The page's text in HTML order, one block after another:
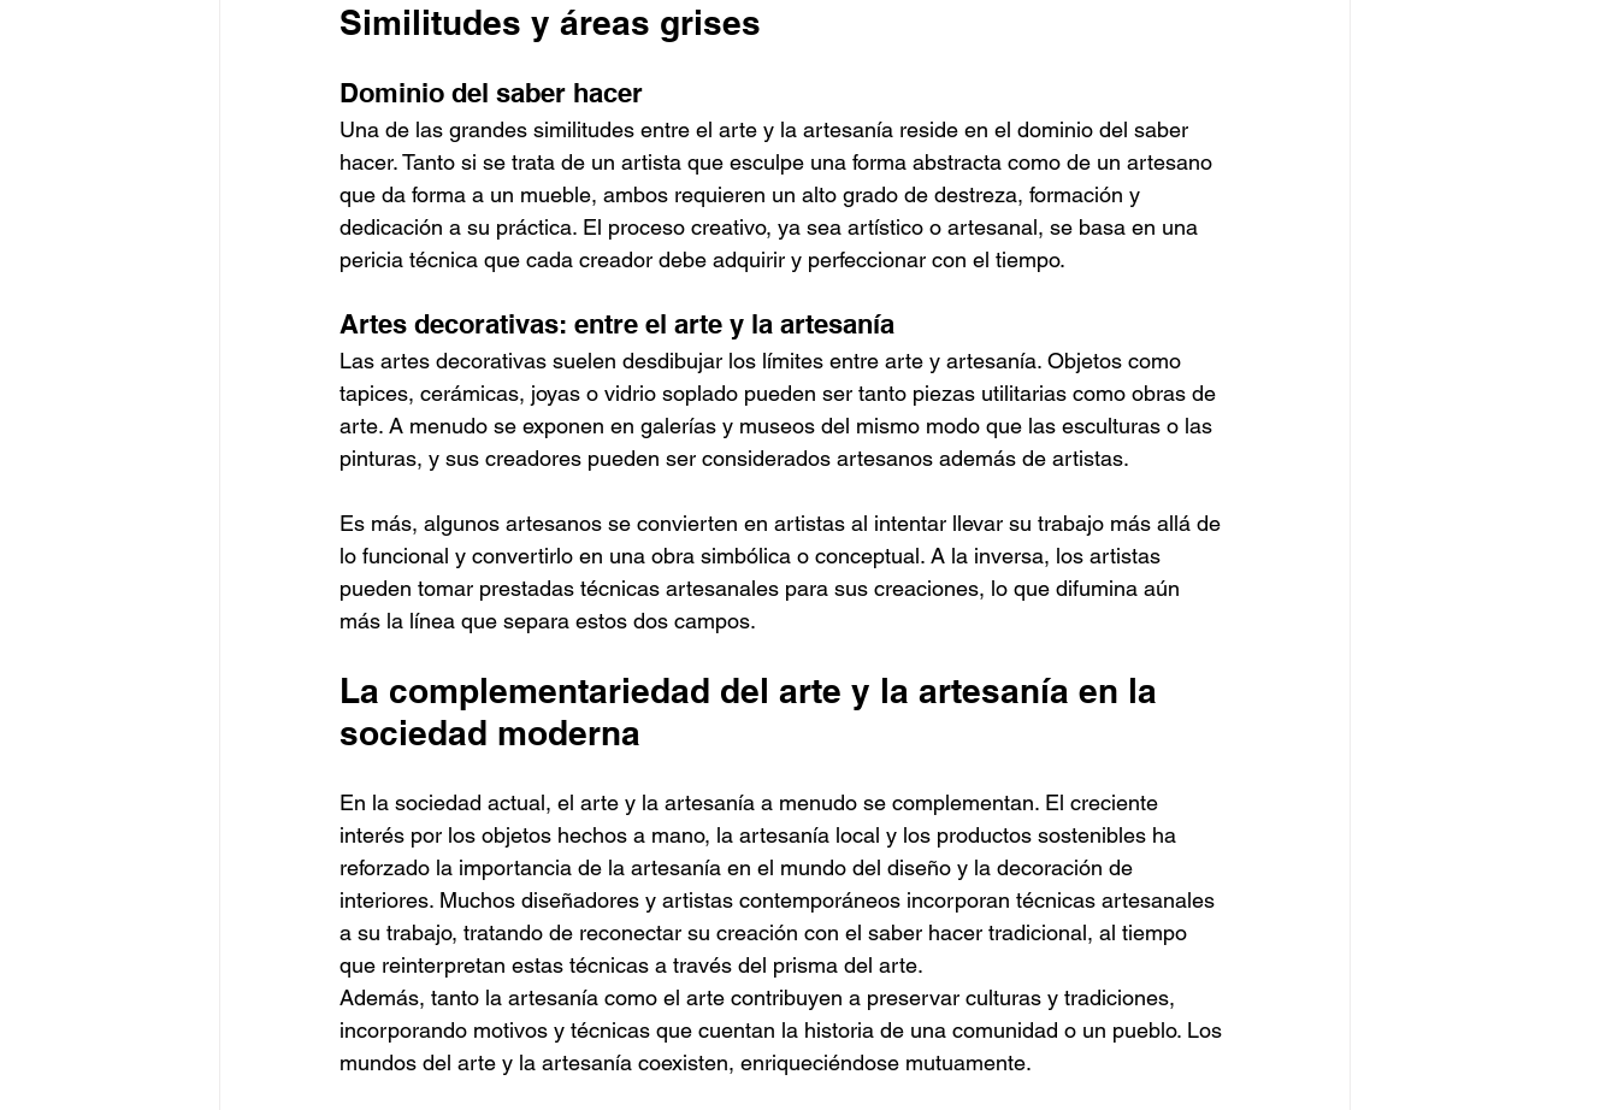
Similitudes y áreas grises
Dominio del saber hacer
Una de las grandes similitudes entre el arte y la artesanía reside en el dominio del saber
hacer. Tanto si se trata de un artista que esculpe una forma abstracta como de un artesano
que da forma a un mueble, ambos requieren un alto grado de destreza, formación y
dedicación a su práctica. El proceso creativo, ya sea artístico o artesanal, se basa en una
pericia técnica que cada creador debe adquirir y perfeccionar con el tiempo.
Artes decorativas: entre el arte y la artesanía
Las artes decorativas suelen desdibujar los límites entre arte y artesanía. Objetos como
tapices, cerámicas, joyas o vidrio soplado pueden ser tanto piezas utilitarias como obras de
arte. A menudo se exponen en galerías y museos del mismo modo que las esculturas o las
pinturas, y sus creadores pueden ser considerados artesanos además de artistas.
Es más, algunos artesanos se convierten en artistas al intentar llevar su trabajo más allá de
lo funcional y convertirlo en una obra simbólica o conceptual. A la inversa, los artistas
pueden tomar prestadas técnicas artesanales para sus creaciones, lo que difumina aún
más la línea que separa estos dos campos.
La complementariedad del arte y la artesanía en la
sociedad moderna
En la sociedad actual, el arte y la artesanía a menudo se complementan. El creciente
interés por los objetos hechos a mano, la artesanía local y los productos sostenibles ha
reforzado la importancia de la artesanía en el mundo del diseño y la decoración de
interiores. Muchos diseñadores y artistas contemporáneos incorporan técnicas artesanales
a su trabajo, tratando de reconectar su creación con el saber hacer tradicional, al tiempo
que reinterpretan estas técnicas a través del prisma del arte.
Además, tanto la artesanía como el arte contribuyen a preservar culturas y tradiciones,
incorporando motivos y técnicas que cuentan la historia de una comunidad o un pueblo. Los
mundos del arte y la artesanía coexisten, enriqueciéndose mutuamente.